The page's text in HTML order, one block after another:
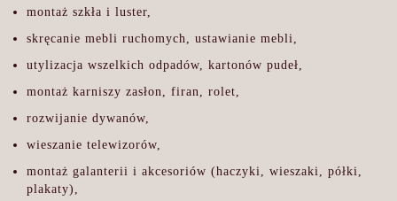
montaż szkła i luster,
skręcanie mebli ruchomych, ustawianie mebli,
utylizacja wszelkich odpadów, kartonów pudeł,
montaż karniszy zasłon, firan, rolet,
rozwijanie dywanów,
wieszanie telewizorów,
montaż galanterii i akcesoriów (haczyki, wieszaki, półki,
plakaty),